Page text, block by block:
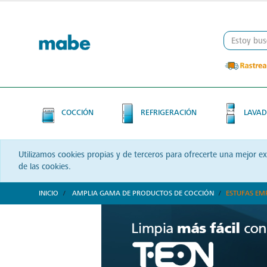
COCCIÓN REFRIGERACIÓN
Utilizamos cookies propias y de terceros para ofrecerte una mejor
de las cookies.
INICIO AMPLIA GAMA DE PRODUCTOS DE COCCIÓN ESTUFAS